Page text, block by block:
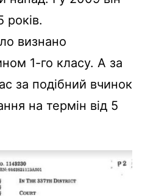
років.
визнано
1-го класу. А за
за подібний вчинок
на термін від 5